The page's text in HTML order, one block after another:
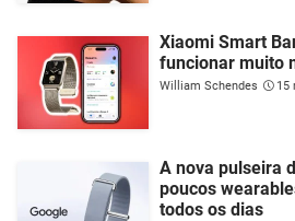
Xiaomi Smart
funcionar muito
William Schendes 15
A nova pulseira
poucos
todos os dias